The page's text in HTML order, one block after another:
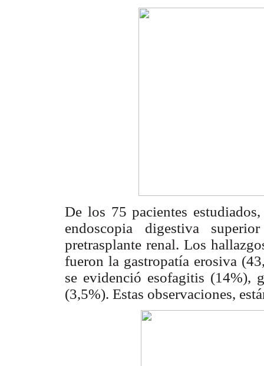
De los 75 pacientes
endoscopia digestiva
pretrasplante renal. Los
fueron la gastropatía erosiva
se evidenció esofagitis (14%),
(3,5%). Estas observaciones,